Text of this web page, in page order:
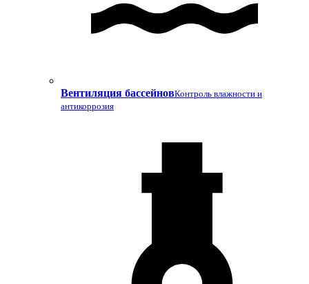
Вентиляция бассейновКонтроль влажности и
антикоррозия